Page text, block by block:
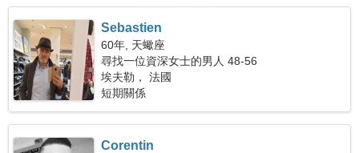
Sebastien
60年, 天蠍座
尋找一位資深女士的男人 48-56
埃夫勒， 法國
短期關係
Corentin